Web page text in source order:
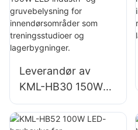
i fabrikker,
lagerbygninger osv.
Leverandør av
KML-HB30 150W
LED industri- og
gruvebelysning for